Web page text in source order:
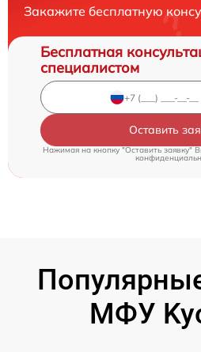
Закажите бесплатную
Бесплатная
специалистом
Оставить
Нажимая на кнопку "Оставить заявку"
МФУ